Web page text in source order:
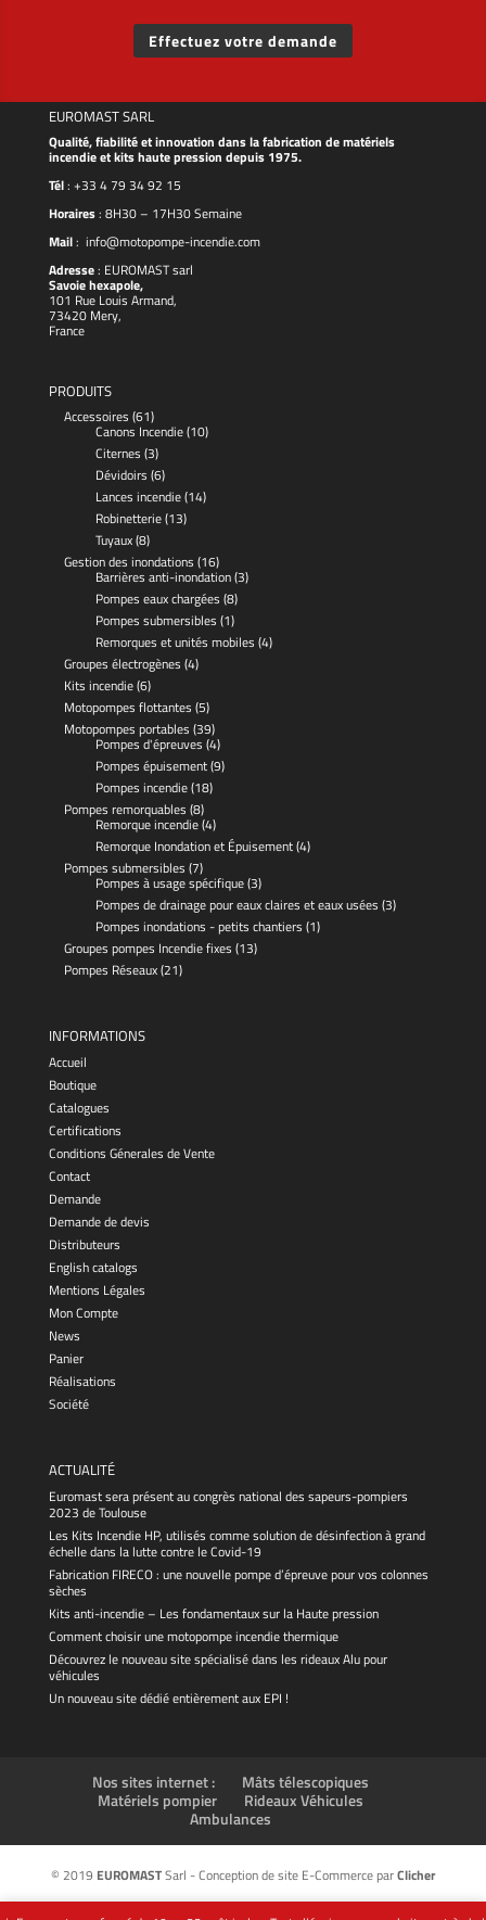
Effectuez votre demande
EUROMAST SARL
Qualité, fiabilité et innovation dans la fabrication de matériels
incendie et kits haute pression depuis 1975.
Tél: +33 4 79 34 92 15
Horaires: 8H30 – 17H30 Semaine
Mail: info@motopompe-incendie.com
Adresse: EUROMASTsarl
Savoie hexapole,
101 Rue Louis Armand,
73420 Mery,
France
PRODUITS
Accessoires (61)
Canons Incendie(10)
Citernes (3)
Dévidoirs (6)
Lances incendie(14)
Robinetterie(13)
Tuyaux(8)
Gestion des inondations (16)
Barrières anti-inondation(3)
Pompes eaux chargées (8)
Pompes submersibles (1)
Remorques et unités mobiles (4)
Groupes électrogènes (4)
Kits incendie(6)
Motopompes flottantes (5)
Motopompes portables (39)
Pompes d'épreuves (4)
Pompes épuisement(9)
Pompes incendie(18)
Pompes remorquables (8)
Remorque incendie(4)
Remorque Inondation et Épuisement(4)
Pompes submersibles (7)
Pompes à usage spécifique(3)
Pompes de drainage pour eaux claires et eaux usées (3)
Pompes inondations - petits chantiers (1)
Groupes pompes Incendie fixes (13)
Pompes Réseaux(21)
INFORMATIONS
Accueil
Boutique
Catalogues
Certifications
Conditions Génerales de Vente
Contact
Demande
Demande de devis
Distributeurs
English catalogs
Mentions Légales
Mon Compte
News
Panier
Réalisations
Société
ACTUALITÉ
Euromast sera présent au congrès national des sapeurs-pompiers
2023 de Toulouse
Les Kits Incendie HP, utilisés comme solution de désinfection à grand
échelle dans la lutte contre le Covid-19
Fabrication FIRECO : une nouvelle pompe d’épreuve pour vos colonnes
sèches
Kits anti-incendie – Les fondamentaux sur la Haute pression
Comment choisir une motopompe incendie thermique
Découvrez le nouveau site spécialisé dans les rideaux Alu pour
véhicules
Un nouveau site dédié entièrement aux EPI !
Nos sites internet :
Mâts télescopiques
Matériels pompier
Rideaux Véhicules
Ambulances
© 2019 EUROMASTSarl - Conception de site E-Commerce parClicher